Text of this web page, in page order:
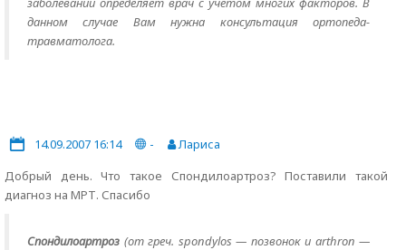
данном случае Вам нужна консультация ортопеда-
травматолога.
14.09.2007 16:14 -
Лариса
Добрый день. Что такое Спондилоартроз? Поставили такой
диагноз на МРТ. Спасибо
Спондилоартроз (от греч. spondylos — позвонок и arthron —